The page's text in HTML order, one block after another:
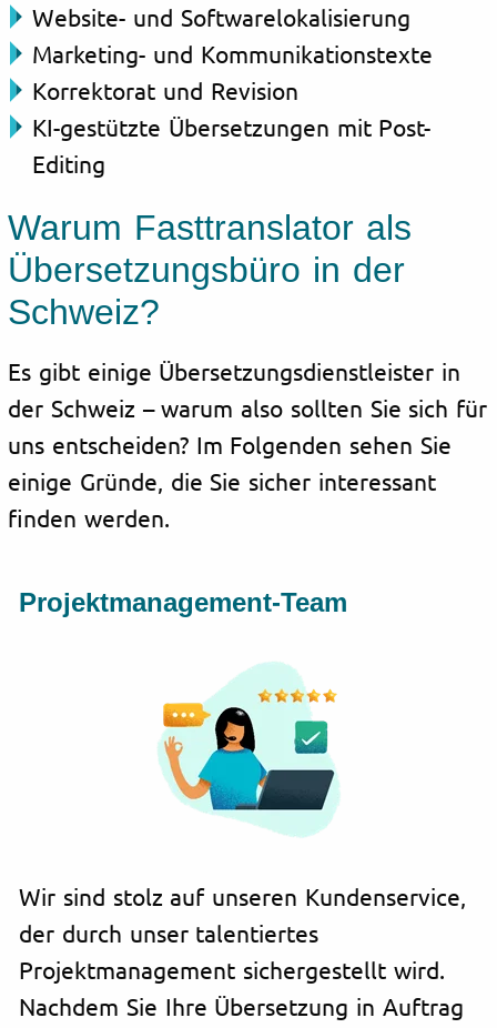
Website- und Softwarelokalisierung
Marketing- und Kommunikationstexte
Korrektorat und Revision
KI-gestützte Übersetzungen mit Post-
Editing
Warum Fasttranslator als
Übersetzungsbüro in der
Schweiz?
Es gibt einige Übersetzungsdienstleister in
der Schweiz – warum also sollten Sie sich für
uns entscheiden? Im Folgenden sehen Sie
einige Gründe, die Sie sicher interessant
finden werden.
Projektmanagement-Team
Wir sind stolz auf unseren Kundenservice,
der durch unser talentiertes
Projektmanagement sichergestellt wird.
Nachdem Sie Ihre Übersetzung in Auftrag